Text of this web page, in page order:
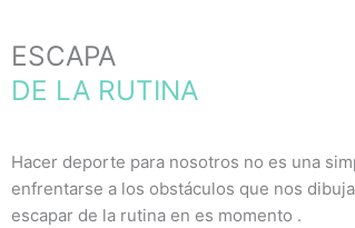
ESCAPA
DE LA RUTINA
Hacer deporte para nosotros no es una
enfrentarse a los obstáculos que nos
escapar de la rutina en es momento .